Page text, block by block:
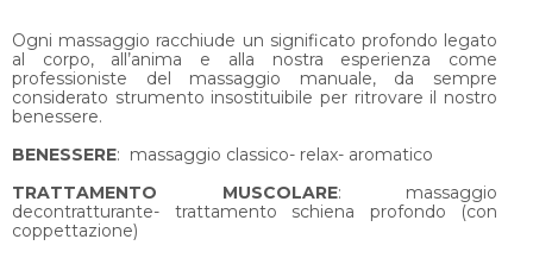
Ogni massaggio racchiude un significato profondo legato
al corpo, all’anima e alla nostra esperienza come
professioniste del massaggio manuale, da sempre
considerato strumento insostituibile per ritrovare il nostro
benessere.
BENESSERE: massaggio classico- relax- aromatico
TRATTAMENTO MUSCOLARE: massaggio
decontratturante- trattamento schiena profondo (con
coppettazione)